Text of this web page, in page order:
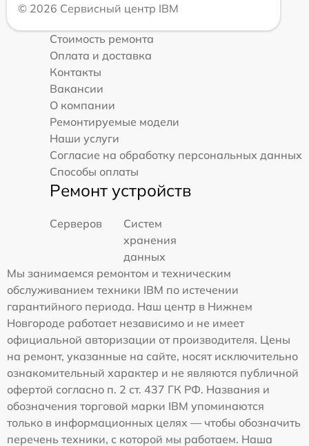
© 2026 Сервисный центр IBM
Стоимость ремонта
Оплата и доставка
Контакты
Вакансии
О компании
Ремонтируемые модели
Наши услуги
Согласие на обработку персональных данных
Способы оплаты
Ремонт устройств
Серверов
Систем
хранения
данных
Мы занимаемся ремонтом и техническим
обслуживанием техники IBM по истечении
гарантийного периода. Наш центр в Нижнем
Новгороде работает независимо и не имеет
официальной авторизации от производителя. Цены
на ремонт, указанные на сайте, носят исключительно
ознакомительный характер и не являются публичной
офертой согласно п. 2 ст. 437 ГК РФ. Названия и
обозначения торговой марки IBM упоминаются
только в информационных целях — чтобы обозначить
перечень техники, с которой мы работаем. Наша